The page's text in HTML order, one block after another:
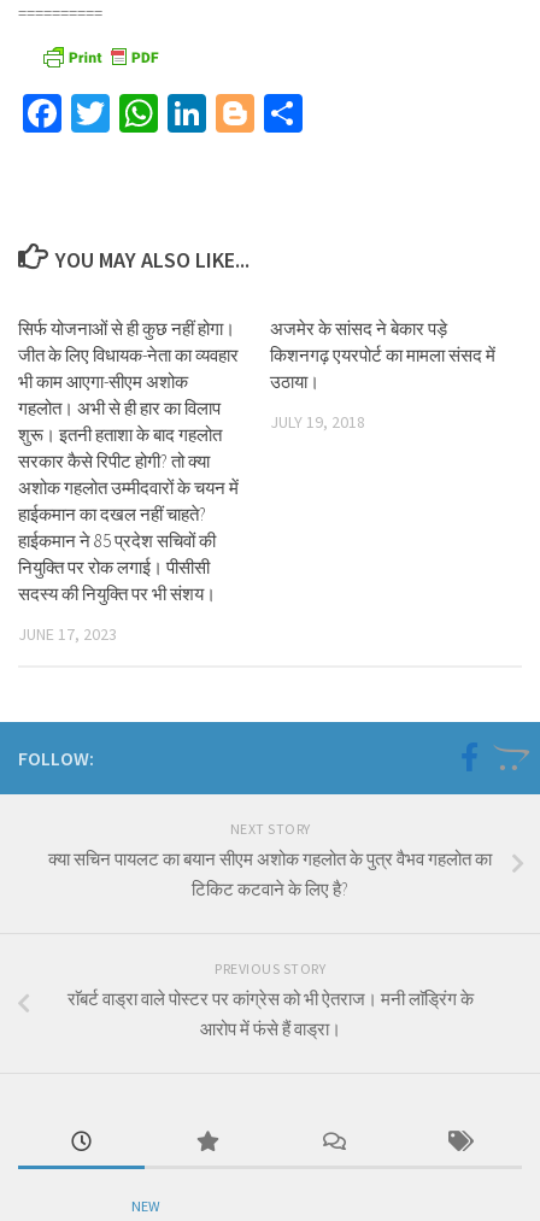
==========
Facebook
TwitterWhatsApp
LinkedIn
Blogger
YOU MAY ALSO LIKE...
सिर्फ योजनाओं से ही कुछ नहीं होगा।
जीत के लिए विधायक-नेता का व्यवहार
भी काम आएगा-सीएम अशोक
गहलोत। अभी से ही हार का विलाप
शुरू। इतनी हताशा के बाद गहलोत
सरकार कैसे रिपीट होगी? तो क्या
अशोक गहलोत उम्मीदवारों के चयन में
हाईकमान का दखल नहीं चाहते?
हाईकमान ने 85 प्रदेश सचिवों की
नियुक्ति पर रोक लगाई। पीसीसी
सदस्य की नियुक्ति पर भी संशय।
JUNE 17, 2023
अजमेर के सांसद ने बेकार पड़े
किशनगढ़ एयरपोर्ट का मामला संसद में
उठाया।
JULY 19, 2018
FOLLOW:
NEXT STORY
क्या सचिन पायलट का बयान सीएम अशोक गहलोत के पुत्र वैभव गहलोत का
टिकिट कटवाने के लिए है?
PREVIOUS STORY
राॅबर्ट वाड्रा वाले पोस्टर पर कांग्रेस को भी ऐतराज। मनी लाॅड्रिंग के
आरोप में फंसे हैं वाड्रा।
NEW